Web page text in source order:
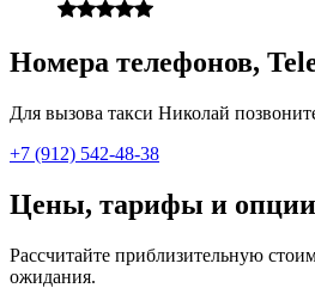
Номера телефонов,
Для вызова такси Николай
+7 (912) 542-48-38
Цены, тарифы и опции
Рассчитайте приблизительную
ожидания.